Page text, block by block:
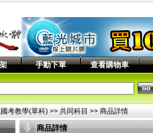
手動下單 查看購物車
考教學(單科) >> 共同科目 >> 商品詳情
商品詳情